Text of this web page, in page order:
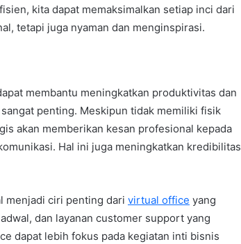
kita dapat memaksimalkan setiap inci dari
tetapi juga nyaman dan menginspirasi.
membantu meningkatkan produktivitas dan
penting. Meskipun tidak memiliki fisik
akan memberikan kesan profesional kepada
Hal ini juga meningkatkan kredibilitas
menjadi ciri penting dari virtual office yang
dan layanan customer support yang
dapat lebih fokus pada kegiatan inti bisnis